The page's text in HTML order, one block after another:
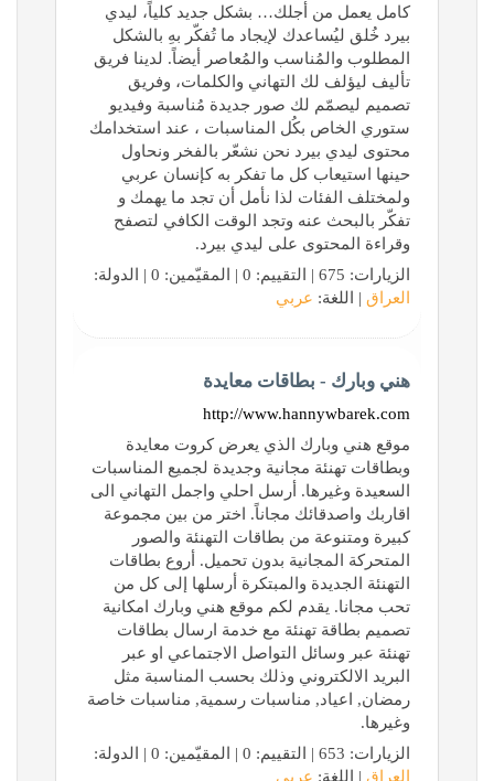
كامل يعمل من أجلك… بشكل جديد كلياً، ليدي
بيرد خُلق ليُساعدك لإيجاد ما تُفكّر بهِ بالشكل
المطلوب والمُناسب والمُعاصر أيضاً. لدينا فريق
تأليف ليؤلف لك التهاني والكلمات، وفريق
تصميم ليصمّم لك صور جديدة مُناسبة وفيديو
ستوري الخاص بكُل المناسبات ، عند استخدامك
محتوى ليدي بيرد نحن نشعّر بالفخر ونحاول
حينها استيعاب كل ما تفكر به كإنسان عربي
ولمختلف الفئات لذا نأمل أن تجد ما يهمك و
تفكّر بالبحث عنه وتجد الوقت الكافي لتصفح
وقراءة المحتوى على ليدي بيرد.
الزيارات: 675 | التقييم: 0 | المقيّمين: 0 | الدولة:
العراق | اللغة: عربي
هني وبارك - بطاقات معايدة
http://www.hannywbarek.com
موقع هني وبارك الذي يعرض كروت معايدة
وبطاقات تهنئة مجانية وجديدة لجميع المناسبات
السعيدة وغيرها. أرسل احلي واجمل التهاني الى
اقاربك واصدقائك مجاناً. اختر من بين مجموعة
كبيرة ومتنوعة من بطاقات التهنئة والصور
المتحركة المجانية بدون تحميل. أروع بطاقات
التهنئة الجديدة والمبتكرة أرسلها إلى كل من
تحب مجانا. يقدم لكم موقع هني وبارك امكانية
تصميم بطاقة تهنئة مع خدمة ارسال بطاقات
تهنئة عبر وسائل التواصل الاجتماعي او عبر
البريد الالكتروني وذلك بحسب المناسبة مثل
رمضان, اعياد, مناسبات رسمية, مناسبات خاصة
وغيرها.
الزيارات: 653 | التقييم: 0 | المقيّمين: 0 | الدولة:
العراق | اللغة: عربي